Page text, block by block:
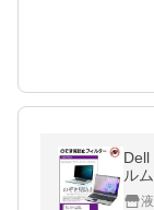
Dell
ル
の